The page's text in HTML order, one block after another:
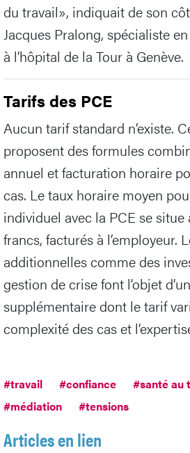
du travail», indiquait de son
Jacques Pralong, spécialiste
à l’hôpital de la Tour à Genève.
Tarifs des PCE
Aucun tarif standard n’existe.
proposent des formules
annuel et facturation horaire
cas. Le taux horaire moyen
individuel avec la PCE se
francs, facturés à l’employeur.
additionnelles comme des
gestion de crise font l’objet
supplémentaire dont le tarif
complexité des cas et
#travail #confiance
#santé au
#médiation
#tensions
Articles en lien